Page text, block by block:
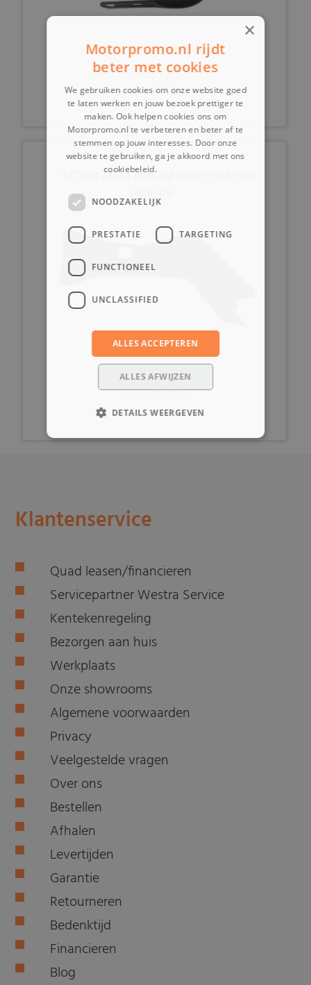
€ 9,99
(27S5a) Zijkap links egl motor mad max
€ 29,99
Klantenservice
Quad leasen/financieren
Servicepartner Westra Service
Kentekenregeling
Bezorgen aan huis
Werkplaats
Onze showrooms
Algemene voorwaarden
Privacy
Veelgestelde vragen
Over ons
Bestellen
Afhalen
Levertijden
Garantie
Retourneren
Bedenktijd
Financieren
Blog
×
Motorpromo.nl rijdt
beter met cookies
We gebruiken cookies om onze website goed
te laten werken en jouw bezoek prettiger te
maken. Ook helpen cookies ons om
Motorpromo.nl te verbeteren en beter af te
stemmen op jouw interesses. Door onze
website te gebruiken, ga je akkoord met ons
cookiebeleid.
NOODZAKELIJK
PRESTATIE TARGETING
FUNCTIONEEL
UNCLASSIFIED
ALLES ACCEPTEREN
ALLES AFWIJZEN
DETAILS WEERGEVEN